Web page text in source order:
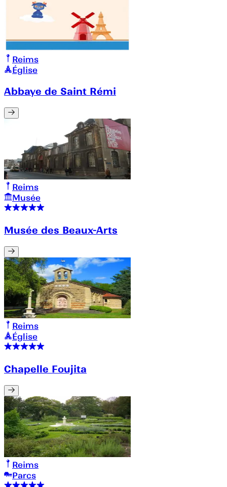
Reims
Église
Abbaye de Saint Rémi
Reims
Musée
Musée des Beaux-Arts
Reims
Église
Chapelle Foujita
Reims
Parcs